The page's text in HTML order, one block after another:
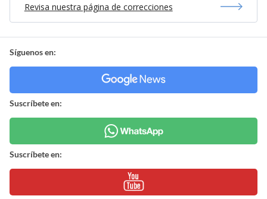
Revisa nuestra página de correcciones
Síguenos en:
Suscríbete en:
Suscríbete en: